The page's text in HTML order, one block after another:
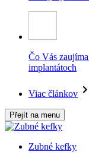
Čo Vás
implantátoch
Viac článkov
Přejít na menu
Zubné kefky